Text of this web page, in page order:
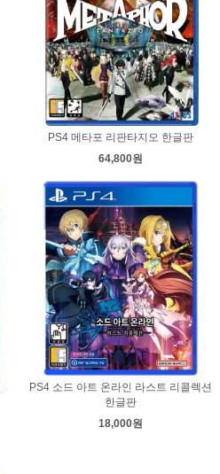
PS4 메타포 리판타지오 한글판
64,800원
PS4 소드 아트 온라인 라스트 리콜렉션
한글판
18,000원